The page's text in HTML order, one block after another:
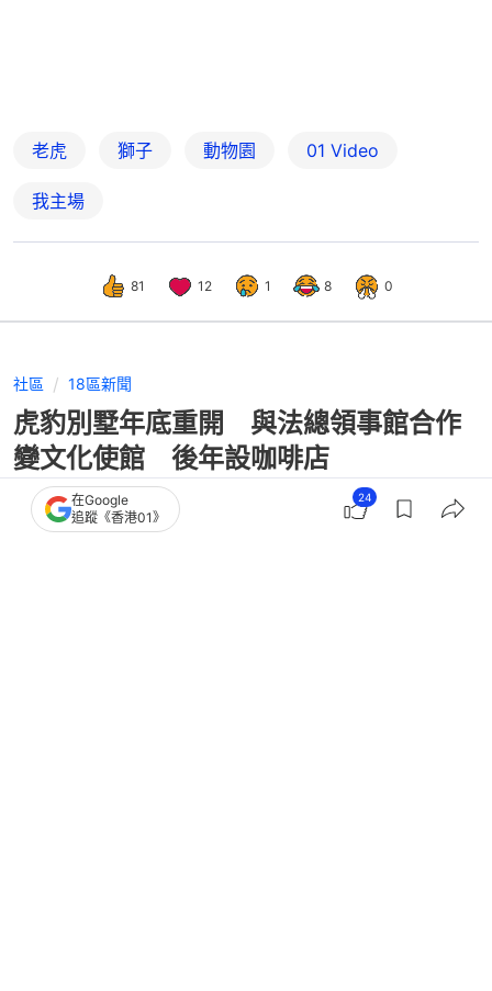
老虎 獅子 動物園 01 Video
我主場
81 12 1 8 0
社區 18區新聞
虎豹別墅年底重開 與法總領事館合作
變文化使館 後年設咖啡店
在Google
追蹤《香港01》
24